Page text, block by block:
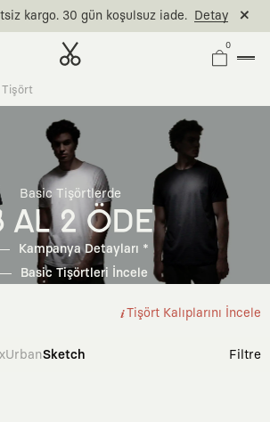
kargo. 30 gün koşulsuz iade. Detay
0
Tişört
Basic Tişörtlerde
AL 2 ÖDE
Kampanya Detayları *
Basic Tişörtleri İncele
Tişört Kalıplarını İncele
UrbanSketch Filtre